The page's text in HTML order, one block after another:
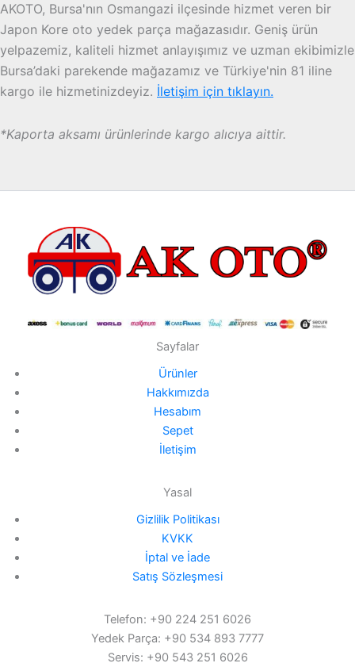
AKOTO, Bursa'nın Osmangazi ilçesinde hizmet veren bir
Japon Kore oto yedek parça mağazasıdır. Geniş ürün
yelpazemiz, kaliteli hizmet anlayışımız ve uzman ekibimizle
Bursa’daki parekende mağazamız ve Türkiye'nin 81 iline
kargo ile hizmetinizdeyiz. İletişim için tıklayın.
*Kaporta aksamı ürünlerinde kargo alıcıya aittir.
Sayfalar
Ürünler
Hakkımızda
Hesabım
Sepet
İletişim
Yasal
Gizlilik Politikası
KVKK
İptal ve İade
Satış Sözleşmesi
Telefon: +90 224 251 6026
Yedek Parça: +90 534 893 7777
Servis: +90 543 251 6026